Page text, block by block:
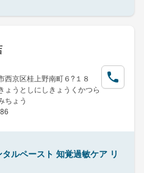
西京区桂上野南町６?１８
ょうとしにしきょうくかつら
ちょう
ルペースト 知覚過敏ケア リ